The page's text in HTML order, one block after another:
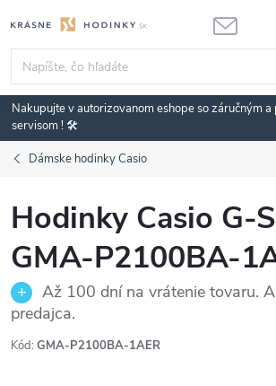
na
obsah
Nakupujte v autorizovanom eshope so záručným
servisom ! 🛠️
Dámske hodinky Casio
Hodinky Casio G-
GMA-P2100BA-
Až 100 dní na vrátenie tovaru.
predajca.
Kód: GMA-P2100BA-1AER